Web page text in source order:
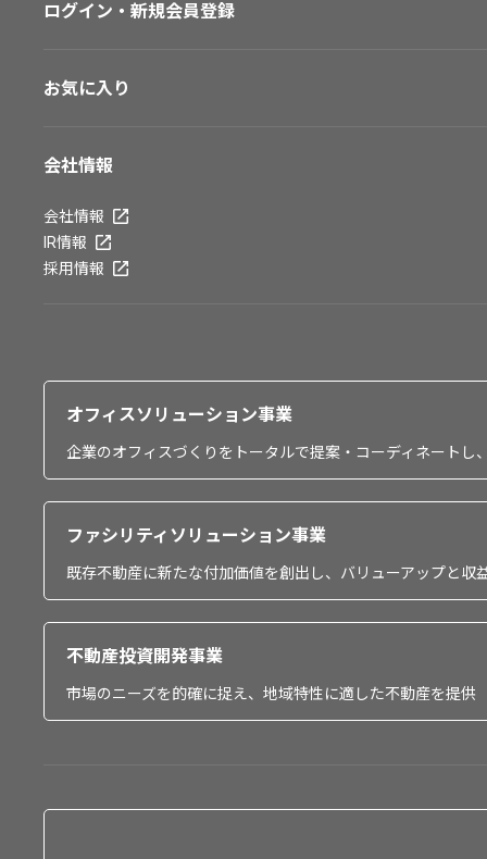
ログイン・新規会員登録
お気に入り
会社情報
会社情報
IR情報
採用情報
オフィスソリューション事業
企業のオフィスづくりをトータルで提案・コーディネート
ファシリティソリューション事業
既存不動産に新たな付加価値を創出し、バリューアップと収
不動産投資開発事業
市場のニーズを的確に捉え、地域特性に適した不動産を提供